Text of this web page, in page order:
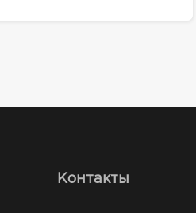
Контакты